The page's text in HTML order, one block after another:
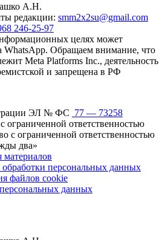
А.Н.
редакции: smm2x2su@gmail.com
246-25-97
целях может
WhatsApp. Обращаем внимание, что
Meta Platforms Inc., деятельность
и запрещена в РФ
ЭЛ № ФС 77 — 73258
ограниченной ответственностью
с ограниченной ответственностью
два»
материалов
персональных данных
файлов cookie
данных